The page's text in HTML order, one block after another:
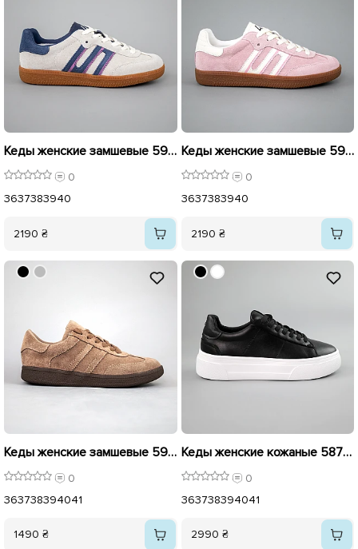
Кеды женские замшевые 594228 Серо Голубые
0
3637383940
2190 ₴
Кеды женские замшевые 594224 Розовые
0
3637383940
2190 ₴
Кеды женские замшевые 594020 Бежевые
0
363738394041
1490 ₴
Кеды женские кожаные 587956 Черные
0
363738394041
2990 ₴